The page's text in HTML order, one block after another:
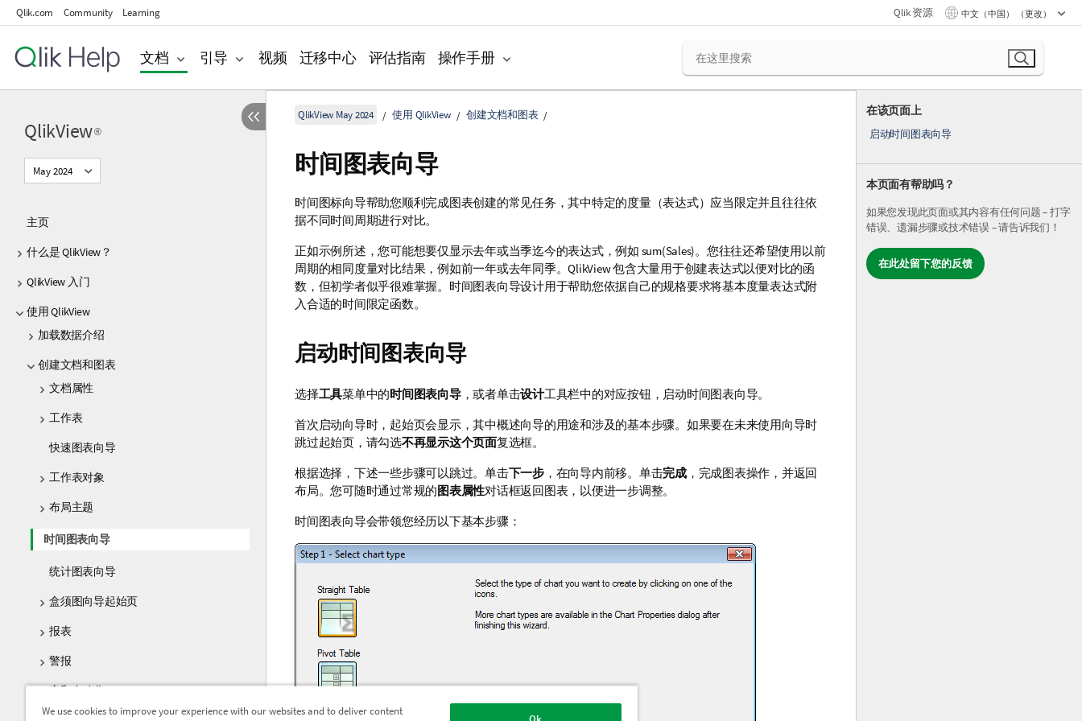
Qlik.com Community Learning Qlik 资源 中文（中国） （更改）
文档 引导 视频 迁移中心 评估指南 操作手册
QlikView®
May 2024
主页
什么是 QlikView？
QlikView 入门
使用 QlikView
加载数据介绍
创建文档和图表
文档属性
工作表
快速图表向导
工作表对象
布局主题
时间图表向导
统计图表向导
盒须图向导起始页
报表
警报
宏和自动化
在该页面上
启动时间图表向导
本页面有帮助吗？
如果您发现此页面或其内容有任何问题 – 打字
错误、遗漏步骤或技术错误 – 请告诉我们！
在此处留下您的反馈
QlikView May 2024 使用 QlikView 创建文档和图表
时间图表向导
时间图标向导帮助您顺利完成图表创建的常见任务，其中特定的度量（表达式）应当限定并且往往依
据不同时间周期进行对比。
正如示例所述，您可能想要仅显示去年或当季迄今的表达式，例如 sum(Sales)。您往往还希望使用以前
周期的相同度量对比结果，例如前一年或去年同季。QlikView 包含大量用于创建表达式以便对比的函
数，但初学者似乎很难掌握。时间图表向导设计用于帮助您依据自己的规格要求将基本度量表达式附
入合适的时间限定函数。
启动时间图表向导
选择工具菜单中的时间图表向导，或者单击设计工具栏中的对应按钮，启动时间图表向导。
首次启动向导时，起始页会显示，其中概述向导的用途和涉及的基本步骤。如果要在未来使用向导时
跳过起始页，请勾选不再显示这个页面复选框。
根据选择，下述一些步骤可以跳过。单击下一步，在向导内前移。单击完成，完成图表操作，并返回
布局。您可随时通过常规的图表属性对话框返回图表，以便进一步调整。
时间图表向导会带领您经历以下基本步骤：
We use cookies to improve your experience with our websites and to deliver content